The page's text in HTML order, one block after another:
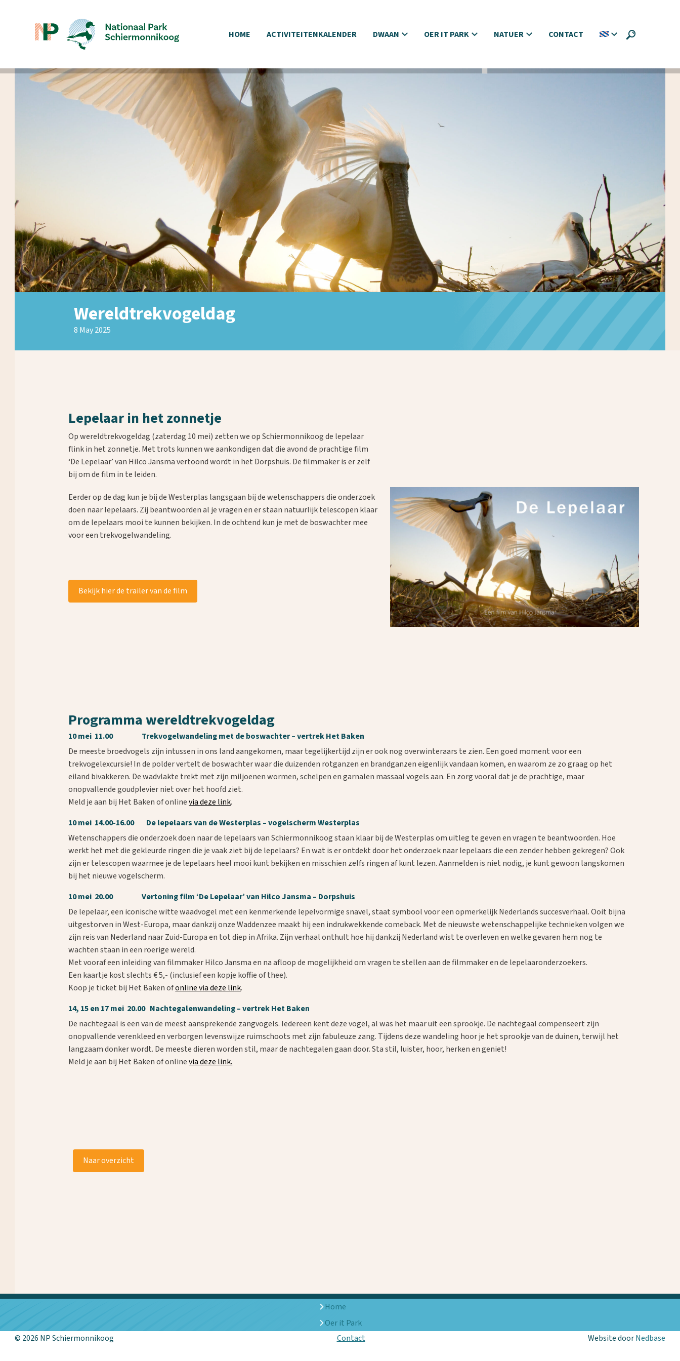
HOME ACTIVITEITENKALENDER DWAAN OER IT PARK NATUER CONTACT
Wereldtrekvogeldag
8 May 2025
Lepelaar in het zonnetje
Op wereldtrekvogeldag (zaterdag 10 mei) zetten we op Schiermonnikoog de lepelaar
flink in het zonnetje. Met trots kunnen we aankondigen dat die avond de prachtige film
‘De Lepelaar’ van Hilco Jansma vertoond wordt in het Dorpshuis. De filmmaker is er zelf
bij om de film in te leiden.
Eerder op de dag kun je bij de Westerplas langsgaan bij de wetenschappers die onderzoek
doen naar lepelaars. Zij beantwoorden al je vragen en er staan natuurlijk telescopen klaar
om de lepelaars mooi te kunnen bekijken. In de ochtend kun je met de boswachter mee
voor een trekvogelwandeling.
Bekijk hier de trailer van de film
Programma wereldtrekvogeldag
10 mei 11.00 Trekvogelwandeling met de boswachter – vertrek Het Baken
De meeste broedvogels zijn intussen in ons land aangekomen, maar tegelijkertijd zijn er ook nog overwinteraars te zien. Een goed moment voor een
trekvogelexcursie! In de polder vertelt de boswachter waar die duizenden rotganzen en brandganzen eigenlijk vandaan komen, en waarom ze zo graag op het
eiland bivakkeren. De wadvlakte trekt met zijn miljoenen wormen, schelpen en garnalen massaal vogels aan. En zorg vooral dat je de prachtige, maar
onopvallende goudplevier niet over het hoofd ziet.
Meld je aan bij Het Baken of onlinevia deze link.
10 mei 14.00-16.00 De lepelaars van de Westerplas – vogelscherm Westerplas
Wetenschappers die onderzoek doen naar de lepelaars van Schiermonnikoog staan klaar bij de Westerplas om uitleg te geven en vragen te beantwoorden. Hoe
werkt het met die gekleurde ringen die je vaak ziet bij de lepelaars? En wat is er ontdekt door het onderzoek naar lepelaars die een zender hebben gekregen? Ook
zijn er telescopen waarmee je de lepelaars heel mooi kunt bekijken en misschien zelfs ringen af kunt lezen. Aanmelden is niet nodig, je kunt gewoon langskomen
bij het nieuwe vogelscherm.
10 mei 20.00 Vertoning film ‘De Lepelaar’ van Hilco Jansma – Dorpshuis
De lepelaar, een iconische witte waadvogel met een kenmerkende lepelvormige snavel, staat symbool voor een opmerkelijk Nederlands succesverhaal. Ooit bijna
uitgestorven in West-Europa, maar dankzij onze Waddenzee maakt hij een indrukwekkende comeback. Met de nieuwste wetenschappelijke technieken volgen we
zijn reis van Nederland naar Zuid-Europa en tot diep in Afrika. Zijn verhaal onthult hoe hij dankzij Nederland wist te overleven en welke gevaren hem nog te
wachten staan in een roerige wereld.
Met vooraf een inleiding van filmmaker Hilco Jansma en na afloop de mogelijkheid om vragen te stellen aan de filmmaker en de lepelaaronderzoekers.
Een kaartje kost slechts € 5,- (inclusief een kopje koffie of thee).
Koop je ticket bij Het Baken ofonline via deze link.
14, 15 en 17 mei 20.00 Nachtegalenwandeling – vertrek Het Baken
De nachtegaal is een van de meest aansprekende zangvogels. Iedereen kent deze vogel, al was het maar uit een sprookje. De nachtegaal compenseert zijn
onopvallende verenkleed en verborgen levenswijze ruimschoots met zijn fabuleuze zang. Tijdens deze wandeling hoor je het sprookje van de duinen, terwijl het
langzaam donker wordt. De meeste dieren worden stil, maar de nachtegalen gaan door. Sta stil, luister, hoor, herken en geniet!
Meld je aan bij Het Baken of onlinevia deze link.
Naar overzicht
Home
Oer it Park
© 2026 NP Schiermonnikoog
Contact Website doorNedbase